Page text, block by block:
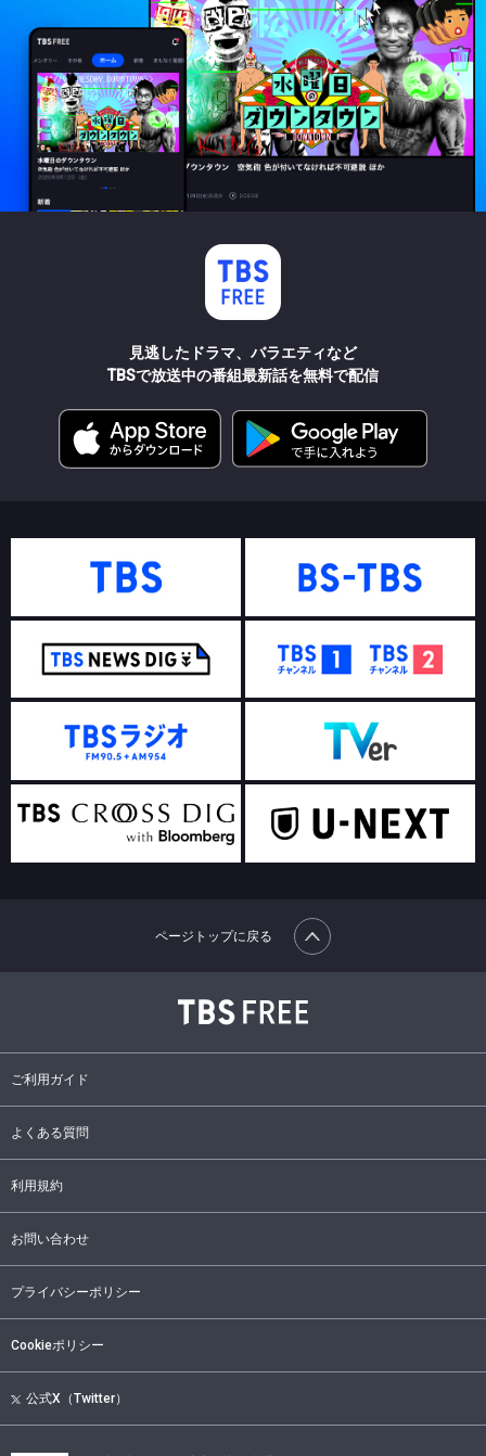
見逃したドラマ、バラエティなど
TBSで放送中の番組最新話を無料で配信
ご利用ガイド
よくある質問
利用規約
お問い合わせ
プライバシーポリシー
Cookieポリシー
公式X（Twitter）
ページトップに戻る